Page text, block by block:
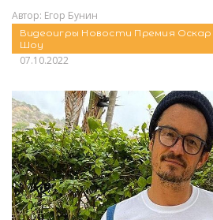
Автор: Егор Бунин
Видеоигры Новости Премия Оскар
Шоу
07.10.2022